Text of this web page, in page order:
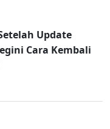
Update
Cara Kembali